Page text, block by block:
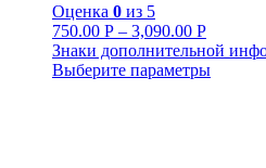
Оценка 0 из 5
750.00 Р – 3,090.00 Р
Знаки дополнительной
Выберите параметры